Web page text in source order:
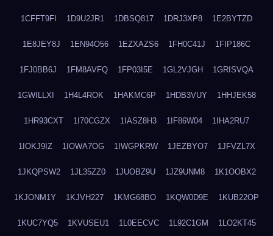
1CFFT9FI 1D9U2JR1 1DBSQ817 1DRJ3XP8 1E2BYTZD
1E8JEY8J 1EN94O56 1EZXAZS6 1FH0C41J 1FIP186C
1FJ0BB6J 1FM8AVFQ 1FP03I5E 1GL2VJGH 1GRISVQA
1GWILLXI 1H4L4ROK 1HAKMC6P 1HDB3VUY 1HHJEK58
1HR93CXT 1I70CGZX 1IASZ8H3 1IF86W04 1IHA2RU7
1IOKJ9IZ 1IOWA7OG 1IWGPKRW 1JEZBYO7 1JFVZL7X
1JKQPSW2 1JL35ZZ0 1JUOBZ9U 1JZ9UNM8 1K1OOBX2
1KJONM1Y 1KJVH227 1KMG68BO 1KQW0D9E 1KUB22OP
1KUC7YQ5 1KVUSEU1 1L0EECVC 1L92C1GM 1LO2KT45